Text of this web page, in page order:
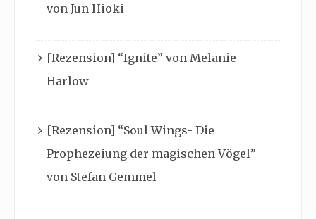
von Jun Hioki
[Rezension] “Ignite” von Melanie
Harlow
[Rezension] “Soul Wings- Die
Prophezeiung der magischen Vögel”
von Stefan Gemmel